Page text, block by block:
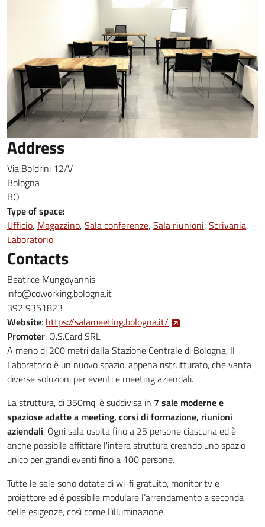
Address
Via Boldrini 12/V
Bologna
BO
Type of space:
Ufficio Magazzino Sala conferenze Sala riunioni Scrivania
Laboratorio
Contacts
Beatrice Mungoyannis
info@coworking.bologna.it
392 9351823
Website: https://salameeting.bologna.it/
Promoter: O.S.Card SRL
A meno di 200 metri dalla Stazione Centrale di Bologna, Il
Laboratorio è un nuovo spazio, appena ristrutturato, che vanta
diverse soluzioni per eventi e meeting aziendali.
La struttura, di 350mq, è suddivisa in 7 sale moderne e
spaziose adatte a meeting, corsi di formazione, riunioni
aziendali. Ogni sala ospita fino a 25 persone ciascuna ed è
anche possibile affittare l'intera struttura creando uno spazio
unico per grandi eventi fino a 100 persone.
Tutte le sale sono dotate di wi-fi gratuito, monitor tv e
proiettore ed è possibile modulare l’arrendamento a seconda
delle esigenze, così come l’illuminazione.